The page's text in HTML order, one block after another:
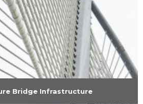
Bridge Infrastructure